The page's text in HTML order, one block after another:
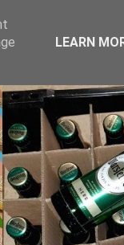
LEARN